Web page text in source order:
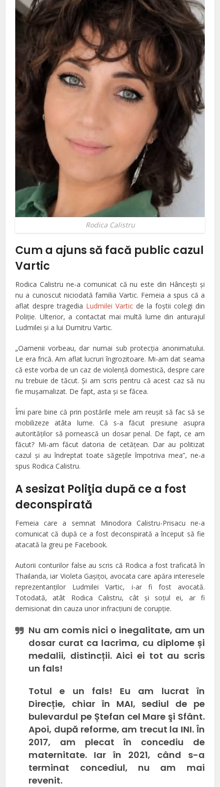
Rodica Calistru
Cum a ajuns să facă public cazul
Vartic
Rodica Calistru ne-a comunicat că nu este din Hânceşti şi
nu a cunoscut niciodată familia Vartic. Femeia a spus că a
aflat despre tragedia Ludmilei Vartic de la foştii colegi din
Poliţie. Ulterior, a contactat mai multă lume din anturajul
Ludmilei şi a lui Dumitru Vartic.
„Oamenii vorbeau, dar numai sub protecţia anonimatului.
Le era frică. Am aflat lucruri îngrozitoare. Mi-am dat seama
că este vorba de un caz de violenţă domestică, despre care
nu trebuie de tăcut. Şi am scris pentru că acest caz să nu
fie muşamalizat. De fapt, asta şi se făcea.
Îmi pare bine că prin postările mele am reuşit să fac să se
mobilizeze atâta lume. Că s-a făcut presiune asupra
autorităţilor să pornească un dosar penal. De fapt, ce am
făcut? Mi-am făcut datoria de cetăţean. Dar au politizat
cazul şi au îndreptat toate săgeţile împotriva mea”, ne-a
spus Rodica Calistru.
A sesizat Poliţia după ce a fost
deconspirată
Femeia care a semnat Minodora Calistru-Prisacu ne-a
comunicat că după ce a fost deconspirată a început să fie
atacată la greu pe Facebook.
Autorii conturilor false au scris că Rodica a fost traficată în
Thailanda, iar Violeta Gaşiţoi, avocata care apăra interesele
reprezentanţilor Ludmilei Vartic, i-ar fi fost avocată.
Totodată, atât Rodica Calistru, cât şi soţul ei, ar fi
demisionat din cauza unor infracţiuni de corupţie.
Nu am comis nici o inegalitate, am un
dosar curat ca lacrima, cu diplome și
medalii, distincții. Aici ei tot au scris
un fals!
Totul e un fals! Eu am lucrat în
Direcție, chiar în MAI, sediul de pe
bulevardul pe Ștefan cel Mare şi Sfânt.
Apoi, după reforme, am trecut la INI. În
2017, am plecat în concediu de
maternitate. Iar în 2021, când s-a
terminat concediul, nu am mai
revenit.